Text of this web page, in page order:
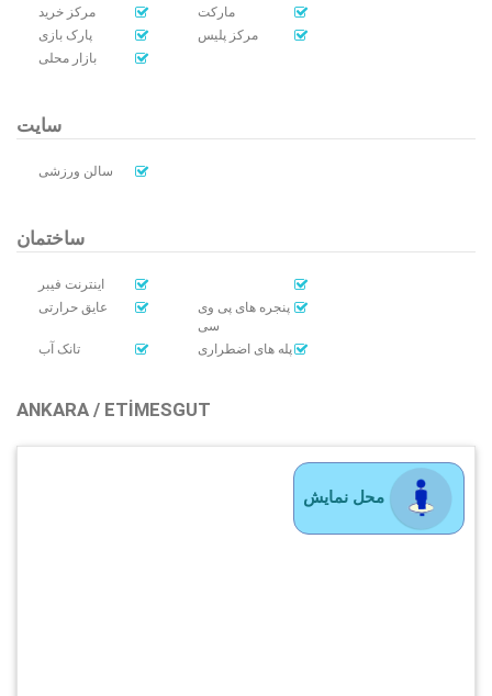
مرکز خرید
مارکت
پارک بازی
مرکز پلیس
بازار محلی
سایت
سالن ورزشی
ساختمان
اینترنت فیبر
عایق حرارتی
پنجره های پی وی
سی
تانک آب
پله های اضطراری
ANKARA / ETIMESGUT